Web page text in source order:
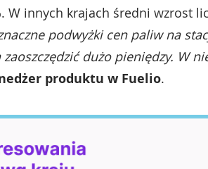
innych krajach średni wzrost
podwyżki cen paliw na
dużo pieniędzy. W
produktu w Fuelio.